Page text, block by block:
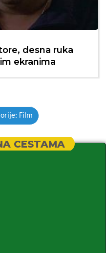
desna ruka
ekranima
Film
CESTAMA